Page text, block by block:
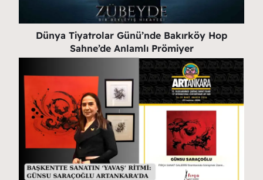
Dünya Tiyatrolar Günü’nde Bakırköy Hop
Sahne’de Anlamlı Prömiyer